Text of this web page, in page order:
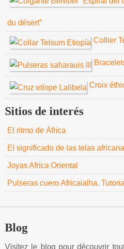
du désert”
Collier
Croix
Sitios de interés
El ritmo de África
El significado de las telas
Joyas Africa Oriental
Pulseras cuero Africaialha.
Blog
Visitez le blog pour découvrir